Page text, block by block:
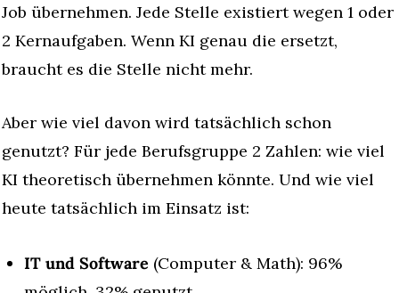
Job übernehmen. Jede Stelle existiert wegen 1 oder
2 Kernaufgaben. Wenn KI genau die ersetzt,
braucht es die Stelle nicht mehr.
Aber wie viel davon wird tatsächlich schon
genutzt? Für jede Berufsgruppe 2 Zahlen: wie viel
KI theoretisch übernehmen könnte. Und wie viel
heute tatsächlich im Einsatz ist:
IT und Software (Computer & Math): 96%